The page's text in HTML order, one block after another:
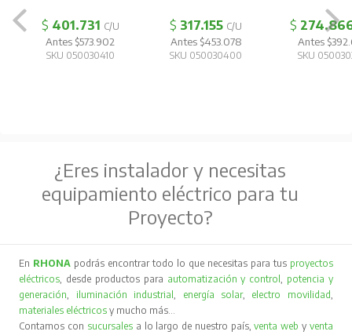
$ 401.731 C/U
Antes $573.902
SKU 050030410
$ 317.155 C/U
Antes $453.078
SKU 050030400
$
Antes
SKU
¿Eres instalador y necesitas
equipamiento eléctrico para tu
Proyecto?
En RHONA podrás encontrar todo lo que necesitas para tus proyectos
eléctricos, desde productos para automatización y control, potencia y
generación, iluminación industrial, energía solar, electro movilidad,
materiales eléctricos y mucho más…
Contamos con sucursales a lo largo de nuestro país,venta web y venta